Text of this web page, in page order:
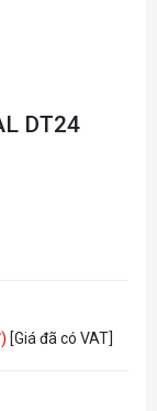
DT24
[Giá đã có VAT]